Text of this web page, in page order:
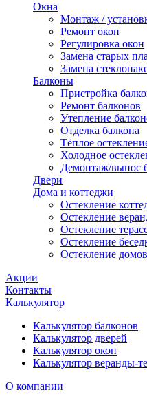
Окна
Монтаж /
Ремонт окон
Регулировка окон
Замена старых
Замена
Балконы
Пристройка
Ремонт балконов
Утепление
Отделка балкона
Тёплое
Холодное
Демонтаж/вынос
Двери
Дома и коттеджи
Остекление
Остекление
Остекление
Остекление
Остекление домов
Акции
Контакты
Калькулятор
Калькулятор балконов
Калькулятор дверей
Калькулятор окон
Калькулятор веранды-
О компании